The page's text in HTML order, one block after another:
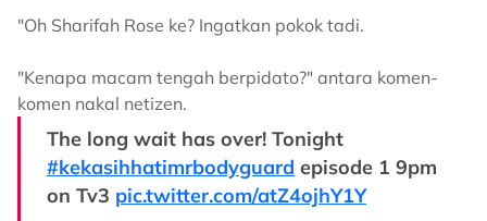
"Oh Sharifah Rose ke? Ingatkan pokok tadi.
"Kenapa macam tengah berpidato?" antara komen-
komen nakal netizen.
The long wait has over! Tonight
#kekasihhatimrbodyguard episode 1 9pm
on Tv3 pic.twitter.com/atZ4ojhY1Y